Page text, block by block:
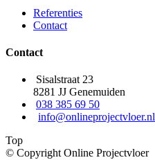
Referenties
Contact
Contact
Sisalstraat 23
8281 JJ Genemuiden
038 385 69 50
info@onlineprojectvloer.nl
Top
© Copyright Online Projectvloer